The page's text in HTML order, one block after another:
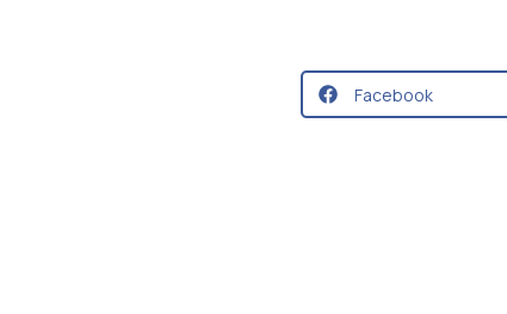
Facebook